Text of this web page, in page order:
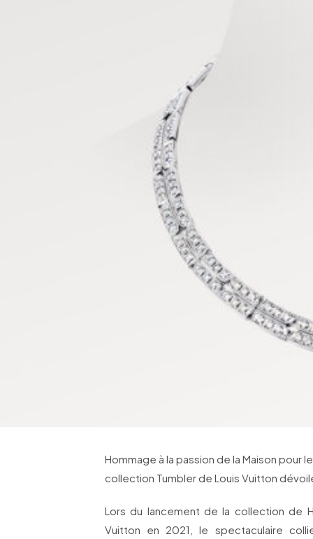
Hommage à la passion de la Maison pour
collection Tumbler de Louis Vuitton
Lors du lancement de la collection de
Vuitton en 2021, le spectaculaire